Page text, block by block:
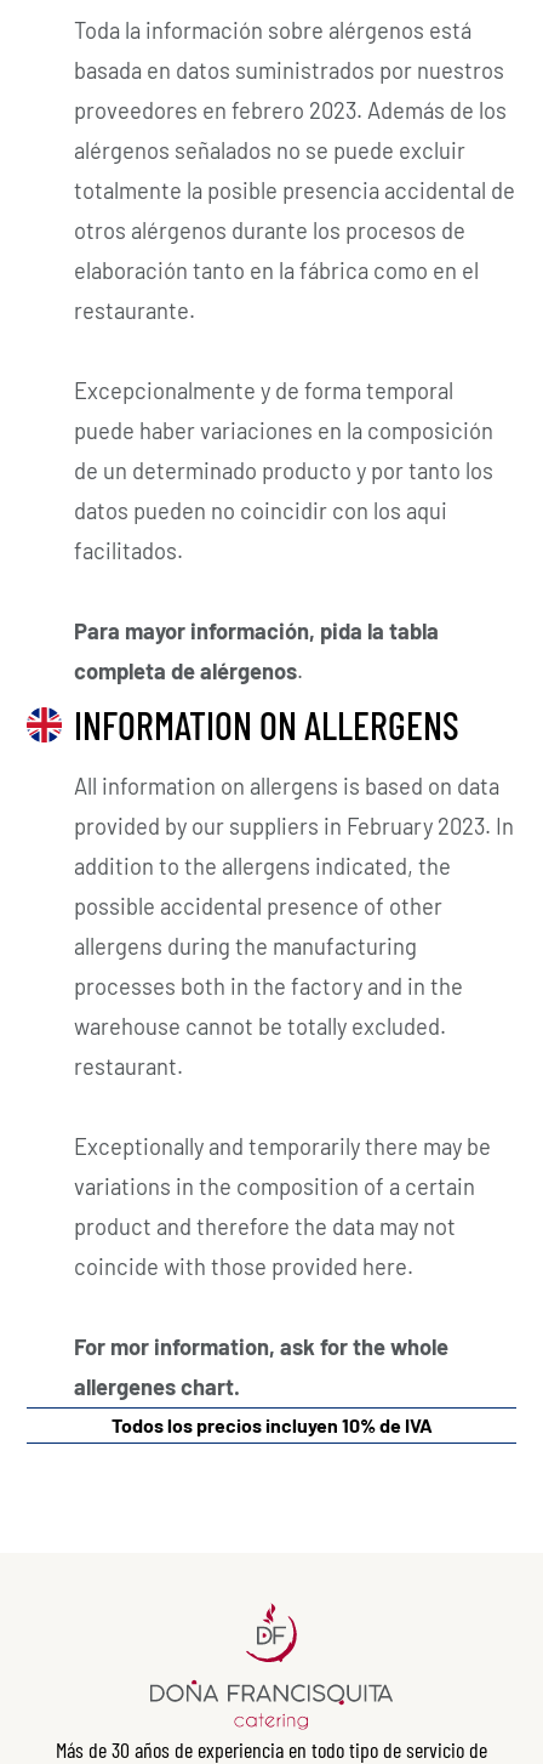
Toda la información sobre alérgenos está
basada en datos suministrados por nuestros
proveedores en febrero 2023. Además de los
alérgenos señalados no se puede excluir
totalmente la posible presencia accidental de
otros alérgenos durante los procesos de
elaboración tanto en la fábrica como en el
restaurante.
Excepcionalmente y de forma temporal
puede haber variaciones en la composición
de un determinado producto y por tanto los
datos pueden no coincidir con los aqui
facilitados.
Para mayor información, pida la tabla
completa de alérgenos.
INFORMATION ON ALLERGENS
All information on allergens is based on data
provided by our suppliers in February 2023. In
addition to the allergens indicated, the
possible accidental presence of other
allergens during the manufacturing
processes both in the factory and in the
warehouse cannot be totally excluded.
restaurant.
Exceptionally and temporarily there may be
variations in the composition of a certain
product and therefore the data may not
coincide with those provided here.
For mor information, ask for the whole
allergenes chart.
Todos los precios incluyen 10% de IVA
Más de 30 años de experiencia en todo tipo de servicio de